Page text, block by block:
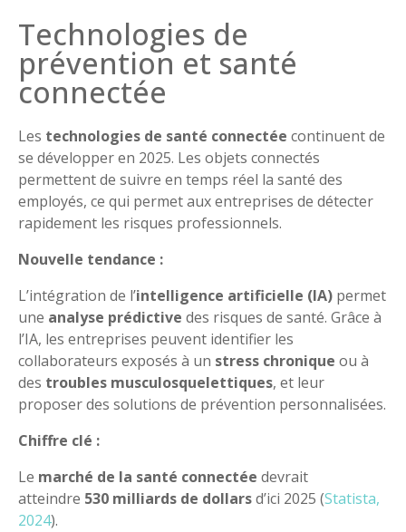
Technologies de
prévention et santé
connectée
Les technologies de santé connectée continuent de
se développer en 2025. Les objets connectés
permettent de suivre en temps réel la santé des
employés, ce qui permet aux entreprises de détecter
rapidement les risques professionnels.
Nouvelle tendance :
L’intégration de l’intelligence artificielle (IA) permet
une analyse prédictive des risques de santé. Grâce à
l’IA, les entreprises peuvent identifier les
collaborateurs exposés à un stress chronique ou à
des troubles musculosquelettiques, et leur
proposer des solutions de prévention personnalisées.
Chiffre clé :
Le marché de la santé connectée devrait
atteindre 530 milliards de dollarsd’ici 2025 (Statista,
2024).